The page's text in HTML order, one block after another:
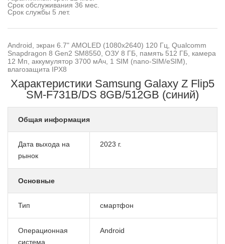
Срок обслуживания 36 мес.
Срок службы 5 лет.
Android, экран 6.7" AMOLED (1080x2640) 120 Гц, Qualcomm
Snapdragon 8 Gen2 SM8550, ОЗУ 8 ГБ, память 512 ГБ, камера
12 Мп, аккумулятор 3700 мАч, 1 SIM (nano-SIM/eSIM),
влагозащита IPX8
Характеристики Samsung Galaxy Z Flip5
SM-F731B/DS 8GB/512GB (синий)
Общая информация
Дата выхода на
рынок
2023 г.
Основные
Тип смартфон
Операционная
система
Android